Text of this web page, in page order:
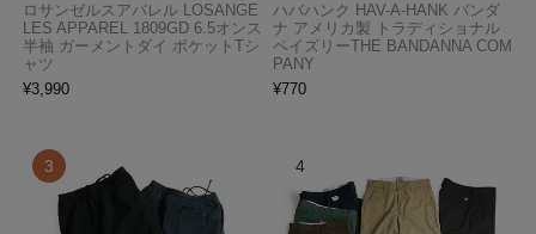
ロサンゼルスアパレル LOSANGE
LES APPAREL 1809GD 6.5オンス
半袖 ガーメントダイ ポケットTシ
ャツ
¥3,990
ハバハンク HAV-A-HANK バンダ
ナ アメリカ製 トラディショナル
ペイズリーTHE BANDANNA COM
PANY
¥770